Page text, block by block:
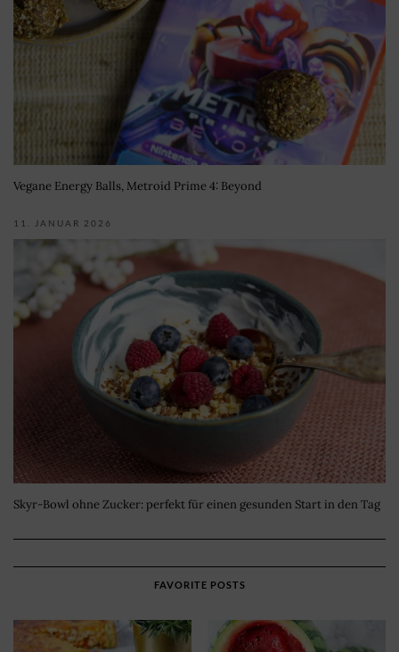
Vegane Energy Balls, Metroid Prime 4: Beyond
11. JANUAR 2026
Skyr-Bowl ohne Zucker: perfekt für einen gesunden Start in den Tag
FAVORITE POSTS